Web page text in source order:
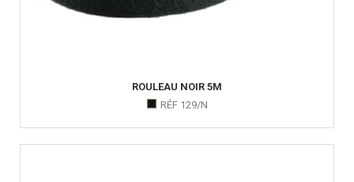
ROULEAU NOIR 5M
RÉF 129/N